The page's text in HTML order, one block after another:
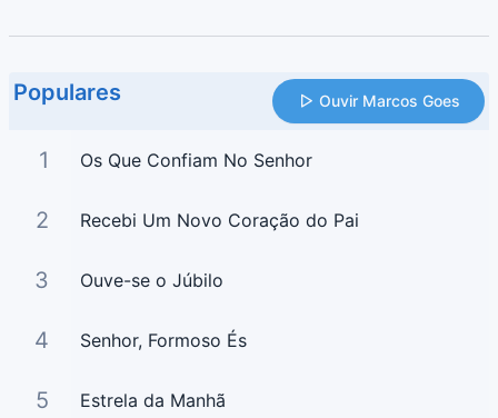
Populares Ouvir Marcos Goes
1 Os Que Confiam No Senhor
2 Recebi Um Novo Coração do Pai
3 Ouve-se o Júbilo
4 Senhor, Formoso És
5 Estrela da Manhã